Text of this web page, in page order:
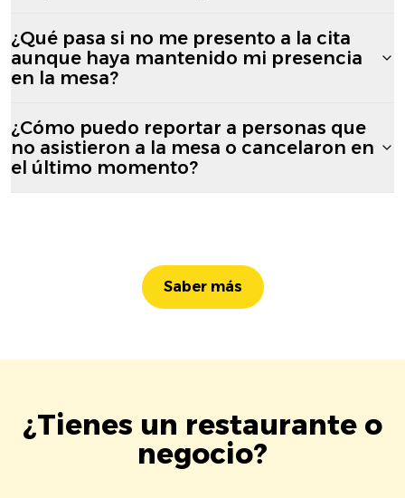
¿Qué pasa si no me presento a la cita
aunque haya mantenido mi presencia
en la mesa?
¿Cómo puedo reportar a personas que
no asistieron a la mesa o cancelaron en
el último momento?
Saber más
¿Tienes un restaurante o
negocio?